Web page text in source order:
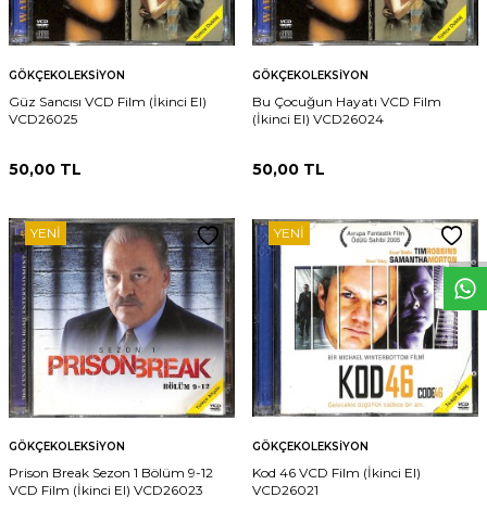
W
h
t
s
p
p
D
e
s
e
H
a
t
t
GÖKÇEKOLEKSIYON
Güz Sancısı VCD Film (İkinci El)
VCD26025
50,00 TL
GÖKÇEKOLEKSIYON
Bu Çocuğun Hayatı VCD Film
(İkinci El) VCD26024
50,00 TL
YENI
GÖKÇEKOLEKSIYON
Prison Break Sezon 1 Bölüm 9-12
VCD Film (İkinci El) VCD26023
YENI
GÖKÇEKOLEKSIYON
Kod 46 VCD Film (İkinci El)
VCD26021